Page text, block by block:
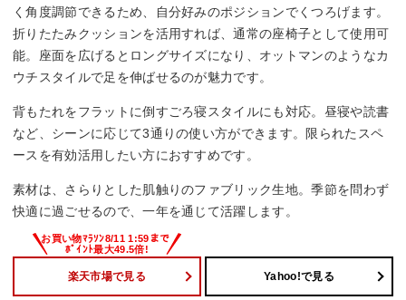
く角度調節できるため、自分好みのポジションでくつろげます。
折りたたみクッションを活用すれば、通常の座椅子として使用可
能。座面を広げるとロングサイズになり、オットマンのようなカ
ウチスタイルで足を伸ばせるのが魅力です。
背もたれをフラットに倒すごろ寝スタイルにも対応。昼寝や読書
など、シーンに応じて3通りの使い方ができます。限られたスペ
ースを有効活用したい方におすすめです。
素材は、さらりとした肌触りのファブリック生地。季節を問わず
快適に過ごせるので、一年を通じて活躍します。
楽天市場で見る Yahoo!で見る